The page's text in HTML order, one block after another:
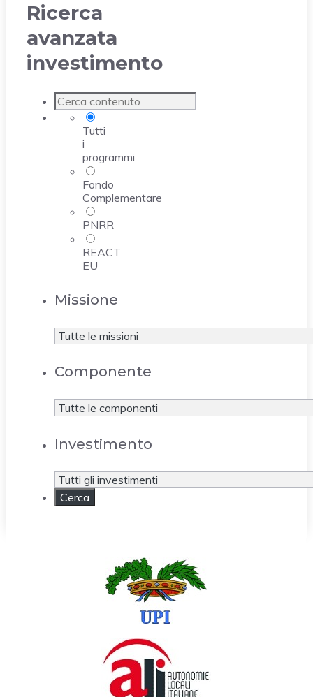
Ricerca
avanzata
investimento
Tutti
i
programmi
Fondo
Complementare
PNRR
REACT
EU
Missione
Componente
Investimento